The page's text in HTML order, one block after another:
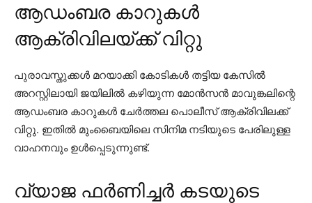
ആഡംബര കാറുകൾ
ആക്രിവിലയ്ക്ക് വിറ്റു
പുരാവസ്തുക്കള്‍ മറയാക്കി കോടികള്‍ തട്ടിയ കേസില്‍
അറസ്റ്റിലായി ജയിലില്‍ കഴിയുന്ന മോന്‍സന്‍ മാവുങ്കലിന്റെ
ആഡംബര കാറുകള്‍ ചേര്‍ത്തല പൊലീസ് ആക്രിവിലക്ക്
വിറ്റു. ഇതില്‍ മുംബൈയിലെ സിനിമ നടിയുടെ പേരിലുള്ള
വാഹനവും ഉള്‍പ്പെടുന്നുണ്ട്.
വ്യാജ ഫർണിച്ചർ കടയുടെ